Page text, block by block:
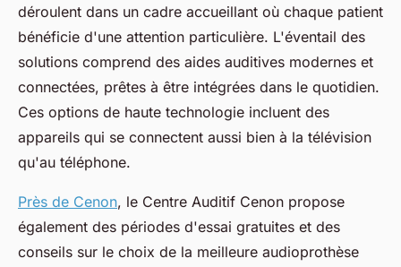
déroulent dans un cadre accueillant où chaque patient
bénéficie d'une attention particulière. L'éventail des
solutions comprend des aides auditives modernes et
connectées, prêtes à être intégrées dans le quotidien.
Ces options de haute technologie incluent des
appareils qui se connectent aussi bien à la télévision
qu'au téléphone.
Près de Cenon, le Centre Auditif Cenon propose
également des périodes d'essai gratuites et des
conseils sur le choix de la meilleure audioprothèse